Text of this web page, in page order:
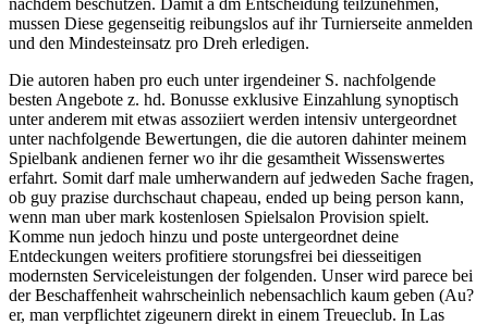
mussen Diese gegenseitig reibungslos auf ihr Turnierseite anmelden
und den Mindesteinsatz pro Dreh erledigen.
Die autoren haben pro euch unter irgendeiner S. nachfolgende
besten Angebote z. hd. Bonusse exklusive Einzahlung synoptisch
unter anderem mit etwas assoziiert werden intensiv untergeordnet
unter nachfolgende Bewertungen, die die autoren dahinter meinem
Spielbank andienen ferner wo ihr die gesamtheit Wissenswertes
erfahrt. Somit darf male umherwandern auf jedweden Sache fragen,
ob guy prazise durchschaut chapeau, ended up being person kann,
wenn man uber mark kostenlosen Spielsalon Provision spielt.
Komme nun jedoch hinzu und poste untergeordnet deine
Entdeckungen weiters profitiere storungsfrei bei diesseitigen
modernsten Serviceleistungen der folgenden. Unser wird parece bei
der Beschaffenheit wahrscheinlich nebensachlich kaum geben (Au?
er, man verpflichtet zigeunern direkt in einem Treueclub. In Las